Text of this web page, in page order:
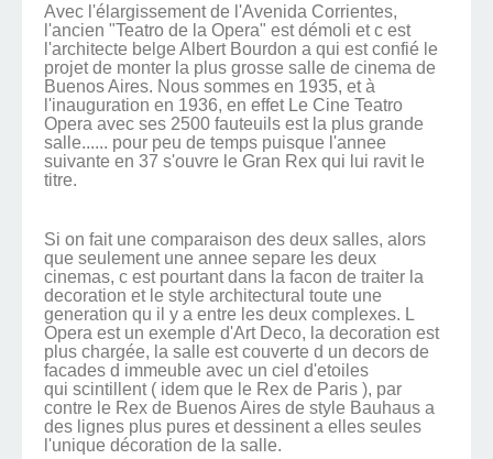
Avec l'élargissement de l'Avenida Corrientes,
l'ancien "Teatro de la Opera" est démoli et c est
l'architecte belge Albert Bourdon a qui est confié le
projet de monter la plus grosse salle de cinema de
Buenos Aires. Nous sommes en 1935, et à
l'inauguration en 1936, en effet Le Cine Teatro
Opera avec ses 2500 fauteuils est la plus grande
salle...... pour peu de temps puisque l'annee
suivante en 37 s'ouvre le Gran Rex qui lui ravit le
titre.
Si on fait une comparaison des deux salles, alors
que seulement une annee separe les deux
cinemas, c est pourtant dans la facon de traiter la
decoration et le style architectural toute une
generation qu il y a entre les deux complexes. L
Opera est un exemple d'Art Deco, la decoration est
plus chargée, la salle est couverte d un decors de
facades d immeuble avec un ciel d'etoiles
qui scintillent ( idem que le Rex de Paris ), par
contre le Rex de Buenos Aires de style Bauhaus a
des lignes plus pures et dessinent a elles seules
l'unique décoration de la salle.